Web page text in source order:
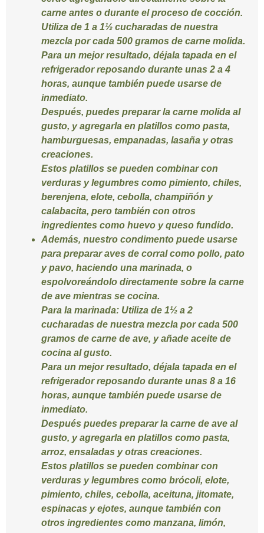
carne antes o durante el proceso de cocción.
Utiliza de 1 a 1½ cucharadas de nuestra
mezcla por cada 500 gramos de carne molida.
Para un mejor resultado, déjala tapada en el
refrigerador reposando durante unas 2 a 4
horas, aunque también puede usarse de
inmediato.
Después, puedes preparar la carne molida al
gusto, y agregarla en platillos como pasta,
hamburguesas, empanadas, lasaña y otras
creaciones.
Estos platillos se pueden combinar con
verduras y legumbres como pimiento, chiles,
berenjena, elote, cebolla, champiñón y
calabacita, pero también con otros
ingredientes como huevo y queso fundido.
Además, nuestro condimento puede usarse
para preparar aves de corral como pollo, pato
y pavo, haciendo una marinada, o
espolvoreándolo directamente sobre la carne
de ave mientras se cocina.
Para la marinada: Utiliza de 1½ a 2
cucharadas de nuestra mezcla por cada 500
gramos de carne de ave, y añade aceite de
cocina al gusto.
Para un mejor resultado, déjala tapada en el
refrigerador reposando durante unas 8 a 16
horas, aunque también puede usarse de
inmediato.
Después puedes preparar la carne de ave al
gusto, y agregarla en platillos como pasta,
arroz, ensaladas y otras creaciones.
Estos platillos se pueden combinar con
verduras y legumbres como brócoli, elote,
pimiento, chiles, cebolla, aceituna, jitomate,
espinacas y ejotes, aunque también con
otros ingredientes como manzana, limón,